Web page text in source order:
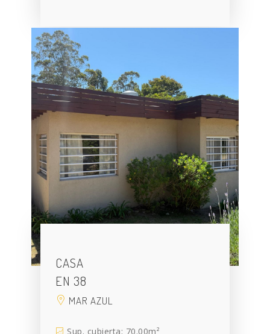
CASA
EN 38
MAR AZUL
Sup. cubierta: 70.00m²